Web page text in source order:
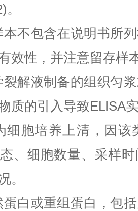
不包含在说明书所
效性，并注意留存样
解液制备的组织匀
质的引入导致ELISA
细胞培养上清，因该
、细胞数量、采样
。
白或重组蛋白，包